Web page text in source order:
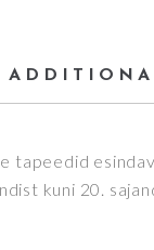
kuni 20.